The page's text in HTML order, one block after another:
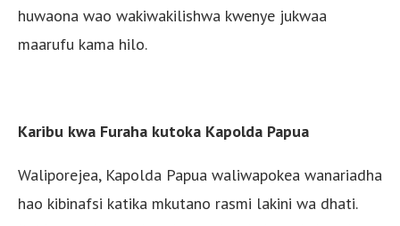
huwaona wao wakiwakilishwa kwenye jukwaa
maarufu kama hilo.
Karibu kwa Furaha kutoka Kapolda Papua
Waliporejea, Kapolda Papua waliwapokea wanariadha
hao kibinafsi katika mkutano rasmi lakini wa dhati.